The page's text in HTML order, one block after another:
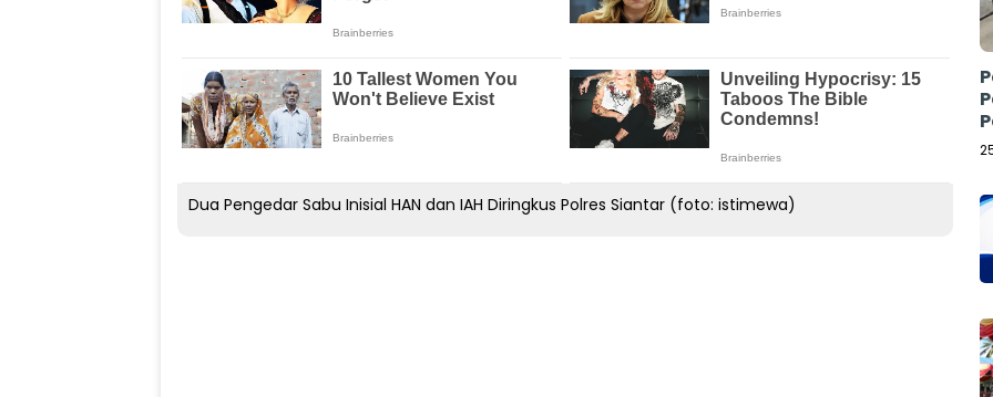
Dua Pengedar Sabu Inisial HAN dan IAH Diringkus Polres Siantar (foto: istimewa)